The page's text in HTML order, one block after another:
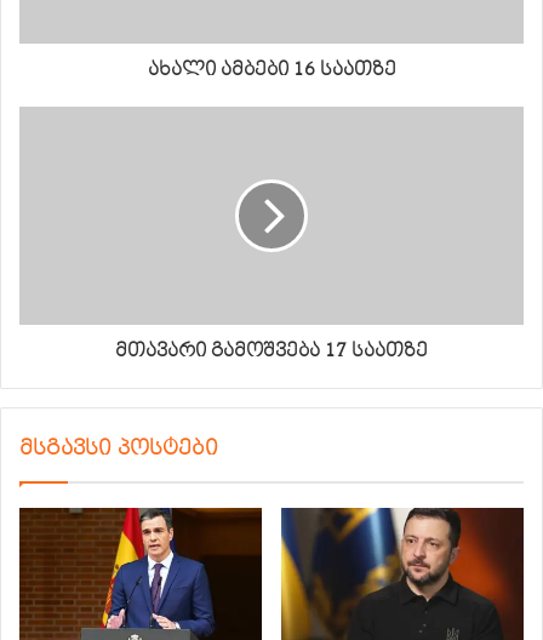
ახალი ამბები 16 საათზე
მთავარი გამოშვება 17 საათზე
მსგავსი პოსტები